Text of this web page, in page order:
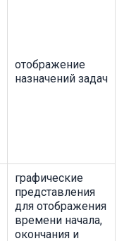
отображение
назначений задач
графические
представления
для отображения
времени начала,
окончания и